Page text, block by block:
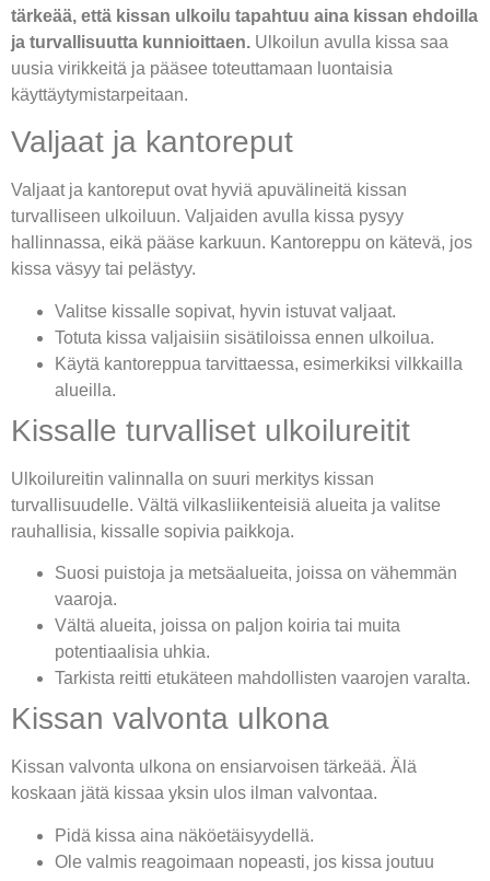
tärkeää, että kissan ulkoilu tapahtuu aina kissan ehdoilla
ja turvallisuutta kunnioittaen. Ulkoilun avulla kissa saa
uusia virikkeitä ja pääsee toteuttamaan luontaisia
käyttäytymistarpeitaan.
Valjaat ja kantoreput
Valjaat ja kantoreput ovat hyviä apuvälineitä kissan
turvalliseen ulkoiluun. Valjaiden avulla kissa pysyy
hallinnassa, eikä pääse karkuun. Kantoreppu on kätevä, jos
kissa väsyy tai pelästyy.
Valitse kissalle sopivat, hyvin istuvat valjaat.
Totuta kissa valjaisiin sisätiloissa ennen ulkoilua.
Käytä kantoreppua tarvittaessa, esimerkiksi vilkkailla
alueilla.
Kissalle turvalliset ulkoilureitit
Ulkoilureitin valinnalla on suuri merkitys kissan
turvallisuudelle. Vältä vilkasliikenteisiä alueita ja valitse
rauhallisia, kissalle sopivia paikkoja.
Suosi puistoja ja metsäalueita, joissa on vähemmän
vaaroja.
Vältä alueita, joissa on paljon koiria tai muita
potentiaalisia uhkia.
Tarkista reitti etukäteen mahdollisten vaarojen varalta.
Kissan valvonta ulkona
Kissan valvonta ulkona on ensiarvoisen tärkeää. Älä
koskaan jätä kissaa yksin ulos ilman valvontaa.
Pidä kissa aina näköetäisyydellä.
Ole valmis reagoimaan nopeasti, jos kissa joutuu